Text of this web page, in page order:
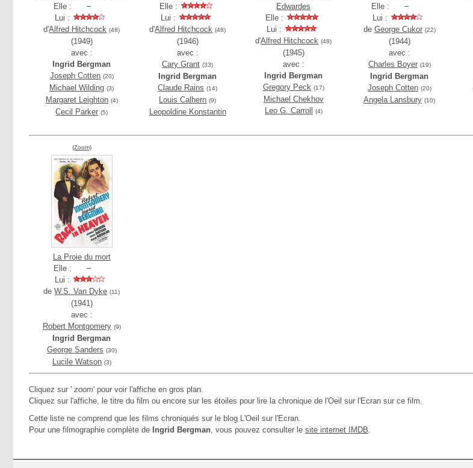
Elle :
Lui :
d'Alfred Hitchcock (48)
(1949)
avec :
Ingrid Bergman
Joseph Cotten (20)
Michael Wilding (3)
Margaret Leighton (4)
Cecil Parker (5)
Elle :
Lui :
d'Alfred Hitchcock (48)
(1946)
avec :
Cary Grant (33)
Ingrid Bergman
Claude Rains (14)
Louis Calhern (9)
Leopoldine Konstantin
Edwardes
Elle :
Lui :
d'Alfred Hitchcock (48)
(1945)
avec :
Ingrid Bergman
Gregory Peck (17)
Michael Chekhov
Leo G. Carroll
(4)
Elle :
Lui :
de George Cukor (22)
(1944)
avec :
Charles Boyer (19)
Ingrid Bergman
Joseph Cotten (20)
Angela Lansbury (10)
(Zoom)
La Proie du mort
Elle :
Lui :
deW.S. Van Dyke (11)
(1941)
avec :
Robert Montgomery (9)
Ingrid Bergman
George Sanders (30)
Lucile Watson (3)
Cliquez sur ' zoom' pour voir l'affiche en gros plan.
Cliquez sur l'affiche, le titre du film ou encore sur les étoiles pour lire la chronique de l'Oeil sur l'Ecran sur ce film.
Cette liste ne comprend que les films chroniqués sur le blog L'Oeil sur l'Ecran.
Pour une filmographie complète de Ingrid Bergman, vous pouvez consulter le site internet IMDB.